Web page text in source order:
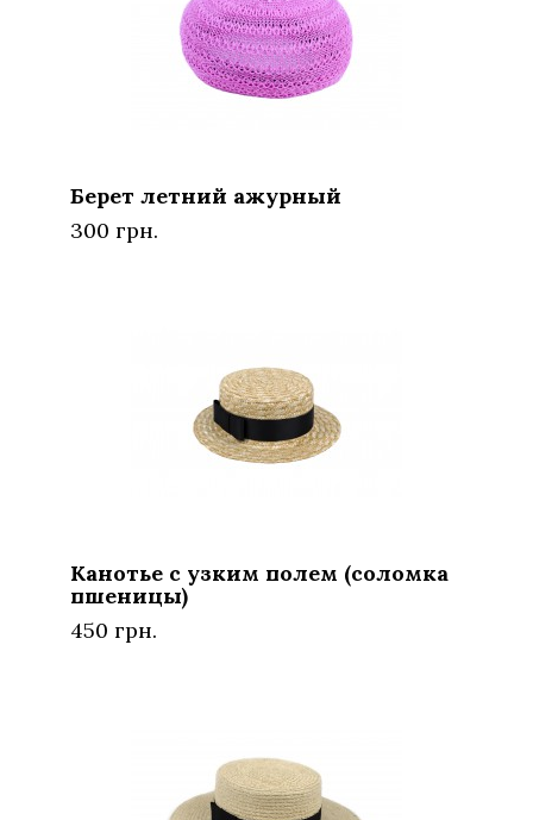
Берет летний ажурный
300 грн.
Канотье с узким полем (соломка
пшеницы)
450 грн.